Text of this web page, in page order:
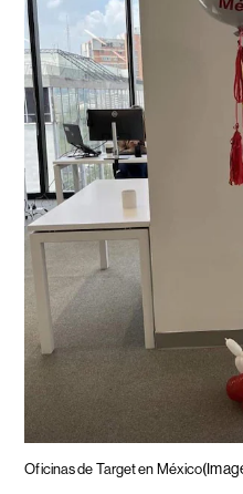
Oficinas de Target en México